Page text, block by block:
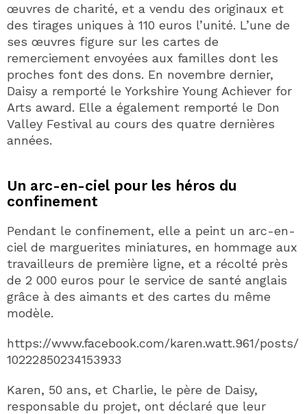
œuvres de charité, et a vendu des originaux et
des tirages uniques à 110 euros l’unité. L’une de
ses œuvres figure sur les cartes de
remerciement envoyées aux familles dont les
proches font des dons. En novembre dernier,
Daisy a remporté le Yorkshire Young Achiever for
Arts award. Elle a également remporté le Don
Valley Festival au cours des quatre dernières
années.
Un arc-en-ciel pour les héros du
confinement
Pendant le confinement, elle a peint un arc-en-
ciel de marguerites miniatures, en hommage aux
travailleurs de première ligne, et a récolté près
de 2 000 euros pour le service de santé anglais
grâce à des aimants et des cartes du même
modèle.
https://www.facebook.com/karen.watt.961/posts/
10222850234153933
Karen, 50 ans, et Charlie, le père de Daisy,
responsable du projet, ont déclaré que leur